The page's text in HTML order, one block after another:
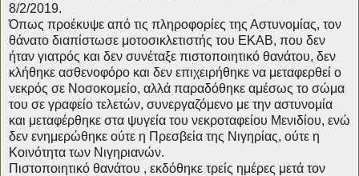
8/2/2019.
Όπως προέκυψε από τις πληροφορίες της Αστυνομίας, τον
θάνατο διαπίστωσε μοτοσικλετιστής του ΕΚΑΒ, που δεν
ήταν γιατρός και δεν συνέταξε πιστοποιητικό θανάτου, δεν
κλήθηκε ασθενοφόρο και δεν επιχειρήθηκε να μεταφερθεί ο
νεκρός σε Νοσοκομείο, αλλά παραδόθηκε αμέσως το σώμα
του σε γραφείο τελετών, συνεργαζόμενο με την αστυνομία
και μεταφέρθηκε στα ψυγεία του νεκροταφείου Μενιδίου, ενώ
δεν ενημερώθηκε ούτε η Πρεσβεία της Νιγηρίας, ούτε η
Κοινότητα των Νιγηριανών.
Πιστοποιητικό θανάτου , εκδόθηκε τρείς ημέρες μετά τον